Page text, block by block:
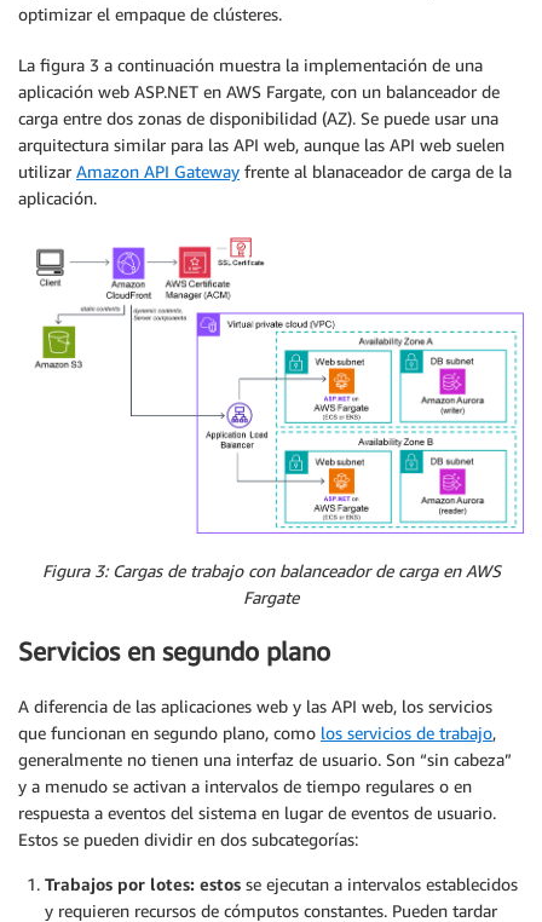
optimizar el empaque de clústeres.
La figura 3 a continuación muestra la implementación de una
aplicación web ASP.NET en AWS Fargate, con un balanceador de
carga entre dos zonas de disponibilidad (AZ). Se puede usar una
arquitectura similar para las API web, aunque las API web suelen
utilizar Amazon API Gateway frente al blanaceador de carga de la
aplicación.
Figura 3: Cargas de trabajo con balanceador de carga en AWS
Fargate
Servicios en segundo plano
A diferencia de las aplicaciones web y las API web, los servicios
que funcionan en segundo plano, como los servicios de trabajo,
generalmente no tienen una interfaz de usuario. Son “sin cabeza”
y a menudo se activan a intervalos de tiempo regulares o en
respuesta a eventos del sistema en lugar de eventos de usuario.
Estos se pueden dividir en dos subcategorías:
Trabajos por lotes: estos se ejecutan a intervalos establecidos
y requieren recursos de cómputos constantes. Pueden tardar